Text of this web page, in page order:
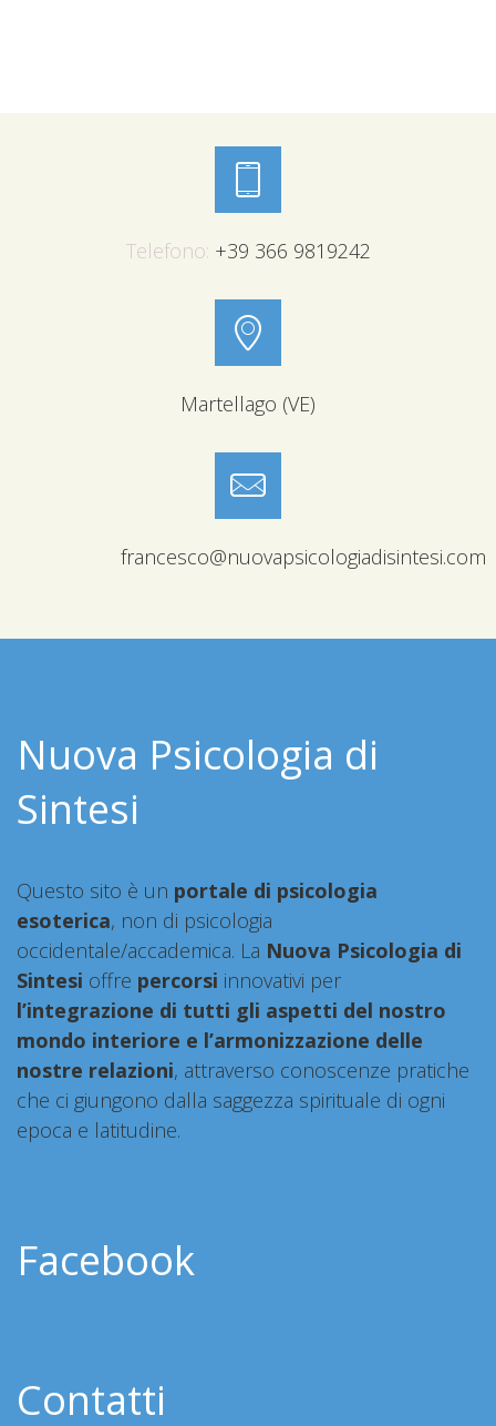
Telefono: +39 366 9819242
Martellago (VE)
francesco@nuovapsicologiadisintesi.com
Nuova Psicologia di
Sintesi
Questo sito è un portale di psicologia
esoterica, non di psicologia
occidentale/accademica. La Nuova Psicologia di
Sintesi offre percorsi innovativi per
l’integrazione di tutti gli aspetti del nostro
mondo interiore e l’armonizzazione delle
nostre relazioni, attraverso conoscenze pratiche
che ci giungono dalla saggezza spirituale di ogni
epoca e latitudine.
Facebook
Contatti